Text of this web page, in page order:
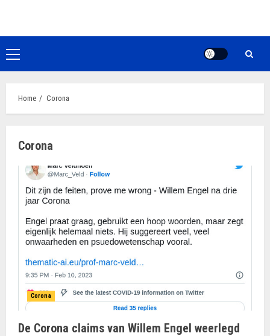
de
inhoudPrimair
menu
Home Corona
Corona
Corona
De Corona claims van Willem Engel weerlegd